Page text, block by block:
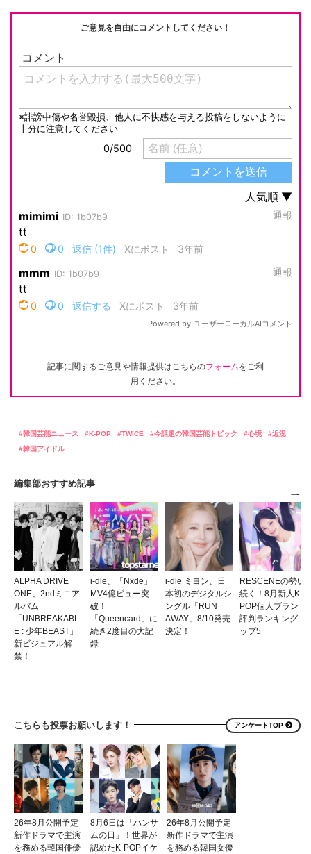
ご意見を自由にコメントしてください！
記事に関するご意見や情報提供はこちらのフォームをご利
用ください。
韓国芸能ニュース K-POP TWICE 今話題の韓国芸能トピック 心境
近況
韓国アイドル
編集部おすすめ記事
ALPHA DRIVE
ONE、2ndミニア
ルバム
「UNBREAKABL
E : 少年BEAST」
新ビジュアル解
禁！
i-dle、「Nxde」
MV4億ビュー突
破！
「Queencard」に
続き2度目の大記
録
i-dle ミヨン、日
本初のデジタルシ
ングル「RUN
AWAY」8/10発売
決定！
RESCENEの勢い
続く！8月新人K-
POP個人ブランド
評判ランキングト
ップ5
こちらも投票お願いします！ アンケートTOP
26年8月公開予定
新作ドラマで主演
を務める韓国俳優
8月6日は「ハンサ
ムの日」！世界が
認めたK-POPイケ
26年8月公開予定
新作ドラマで主演
を務める韓国女優